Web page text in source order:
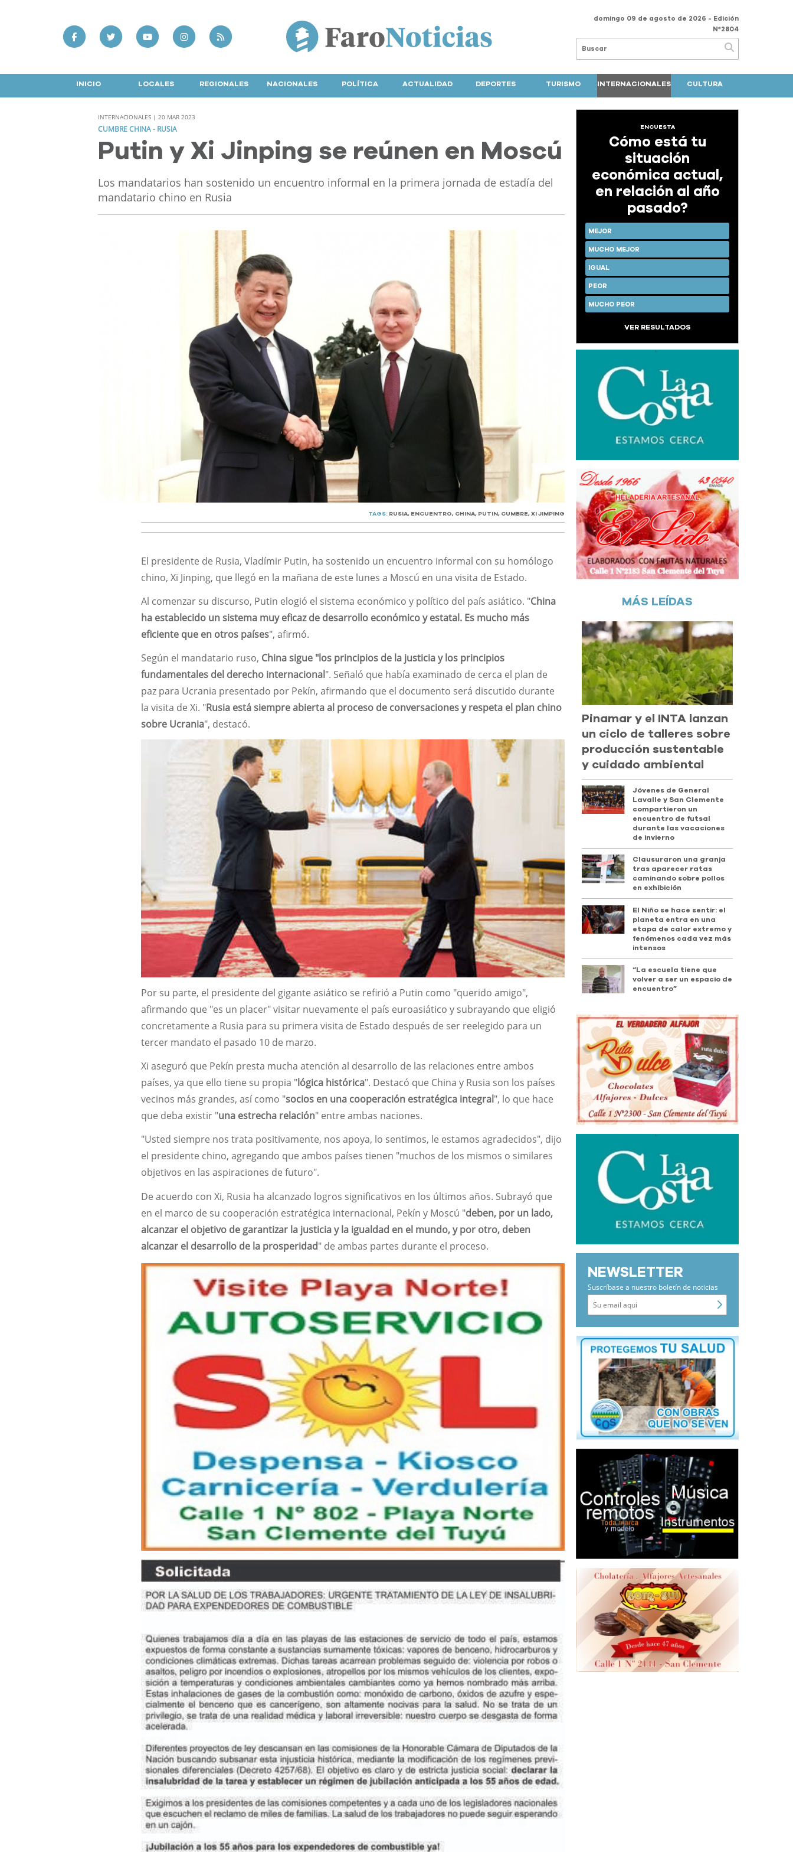
domingo 09 de agosto de 2026 - Edición
Nº2804
INICIO LOCALES REGIONALES NACIONALES POLÍTICA ACTUALIDAD DEPORTES TURISMO INTERNACIONALES CULTURA
INTERNACIONALES | 20 MAR 2023
CUMBRE CHINA - RUSIA
Putin y Xi Jinping se reúnen en Moscú
Los mandatarios han sostenido un encuentro informal en la primera jornada de estadía del
mandatario chino en Rusia
TAGS: RUSIA, ENCUENTRO, CHINA, PUTIN, CUMBRE,XI JIMPING
El presidente de Rusia, Vladímir Putin, ha sostenido un encuentro informal con su homólogo
chino, Xi Jinping, que llegó en la mañana de este lunes a Moscú en una visita de Estado.
Al comenzar su discurso, Putin elogió el sistema económico y político del país asiático. "China
ha establecido un sistema muy eficaz de desarrollo económico y estatal. Es mucho más
eficiente que en otros países", afirmó.
Según el mandatario ruso, China sigue "los principios de la justicia y los principios
fundamentales del derecho internacional". Señaló que había examinado de cerca el plan de
paz para Ucrania presentado por Pekín, afirmando que el documento será discutido durante
la visita de Xi. "Rusia está siempre abierta al proceso de conversaciones y respeta el plan chino
sobre Ucrania", destacó.
Por su parte, el presidente del gigante asiático se refirió a Putin como "querido amigo",
afirmando que "es un placer" visitar nuevamente el país euroasiático y subrayando que eligió
concretamente a Rusia para su primera visita de Estado después de ser reelegido para un
tercer mandato el pasado 10 de marzo.
Xi aseguró que Pekín presta mucha atención al desarrollo de las relaciones entre ambos
países, ya que ello tiene su propia "lógica histórica". Destacó que China y Rusia son los países
vecinos más grandes, así como "socios en una cooperación estratégica integral", lo que hace
que deba existir "una estrecha relación" entre ambas naciones.
"Usted siempre nos trata positivamente, nos apoya, lo sentimos, le estamos agradecidos", dijo
el presidente chino, agregando que ambos países tienen "muchos de los mismos o similares
objetivos en las aspiraciones de futuro".
De acuerdo con Xi, Rusia ha alcanzado logros significativos en los últimos años. Subrayó que
en el marco de su cooperación estratégica internacional, Pekín y Moscú "deben, por un lado,
alcanzar el objetivo de garantizar la justicia y la igualdad en el mundo, y por otro, deben
alcanzar el desarrollo de la prosperidad" de ambas partes durante el proceso.
ENCUESTA
Cómo está tu
situación
económica actual,
en relación al año
pasado?
MEJOR
MUCHO MEJOR
IGUAL
PEOR
MUCHO PEOR
VER RESULTADOS
MÁS LEÍDAS
Pinamar y el INTA lanzan
un ciclo de talleres sobre
producción sustentable
y cuidado ambiental
Jóvenes de General
Lavalle y San Clemente
compartieron un
encuentro de futsal
durante las vacaciones
de invierno
Clausuraron una granja
tras aparecer ratas
caminando sobre pollos
en exhibición
El Niño se hace sentir: el
planeta entra en una
etapa de calor extremo y
fenómenos cada vez más
intensos
“La escuela tiene que
volver a ser un espacio de
encuentro”
NEWSLETTER
Suscríbase a nuestro boletín de noticias